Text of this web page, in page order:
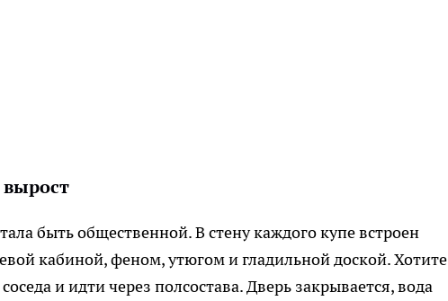
вырост
быть общественной. В стену каждого купе встроен
кабиной, феном, утюгом и гладильной доской. Хотите
и идти через полсостава. Дверь закрывается, вода